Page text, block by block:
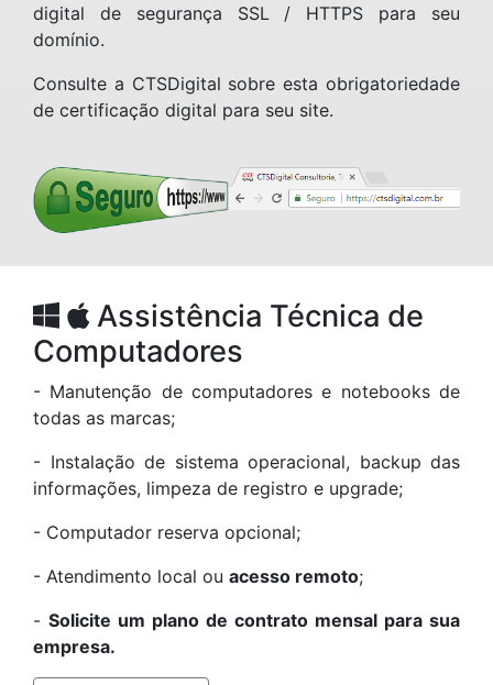
digital de segurança SSL / HTTPS para seu
domínio.
Consulte a CTSDigital sobre esta obrigatoriedade
de certificação digital para seu site.
Assistência Técnica de
Computadores
- Manutenção de computadores e notebooks de
todas as marcas;
- Instalação de sistema operacional, backup das
informações, limpeza de registro e upgrade;
- Computador reserva opcional;
- Atendimento local ou acesso remoto;
- Solicite um plano de contrato mensal para sua
empresa.